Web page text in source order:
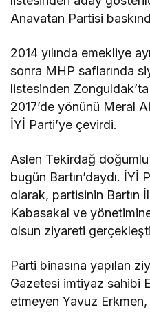
Anavatan Partisi
2014 yılında emekliye
sonra MHP saflarında
listesinden
2017’de yönünü Meral
İYİ Parti’ye çevirdi.
Aslen Tekirdağ
bugün Bartın’daydı. İYİ
olarak, partisinin Bartın
Kabasakal ve
olsun ziyareti
Parti binasına yapılan
Gazetesi imtiyaz sahibi
etmeyen Yavuz